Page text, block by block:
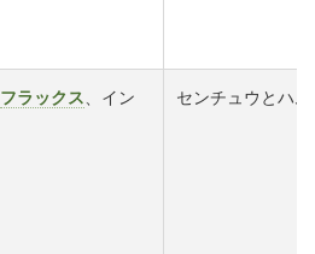
フラックス 、イン
センチュウとハ